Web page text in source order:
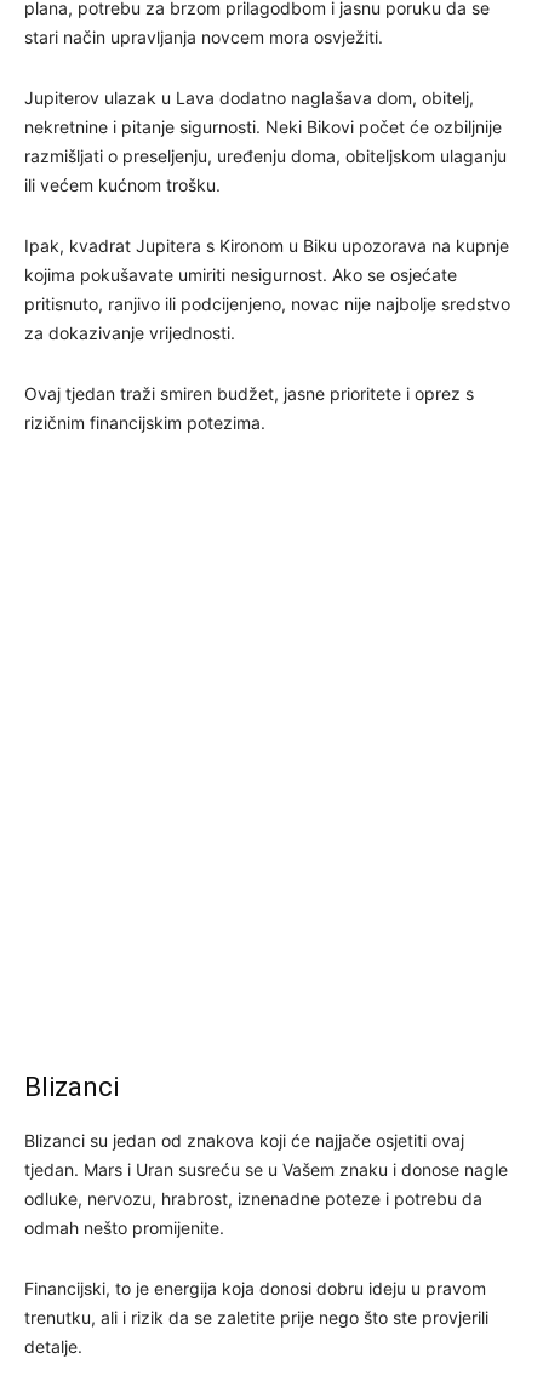
plana, potrebu za brzom prilagodbom i jasnu poruku da se
stari način upravljanja novcem mora osvježiti.
Jupiterov ulazak u Lava dodatno naglašava dom, obitelj,
nekretnine i pitanje sigurnosti. Neki Bikovi počet će ozbiljnije
razmišljati o preseljenju, uređenju doma, obiteljskom ulaganju
ili većem kućnom trošku.
Ipak, kvadrat Jupitera s Kironom u Biku upozorava na kupnje
kojima pokušavate umiriti nesigurnost. Ako se osjećate
pritisnuto, ranjivo ili podcijenjeno, novac nije najbolje sredstvo
za dokazivanje vrijednosti.
Ovaj tjedan traži smiren budžet, jasne prioritete i oprez s
rizičnim financijskim potezima.
Blizanci
Blizanci su jedan od znakova koji će najjače osjetiti ovaj
tjedan. Mars i Uran susreću se u Vašem znaku i donose nagle
odluke, nervozu, hrabrost, iznenadne poteze i potrebu da
odmah nešto promijenite.
Financijski, to je energija koja donosi dobru ideju u pravom
trenutku, ali i rizik da se zaletite prije nego što ste provjerili
detalje.